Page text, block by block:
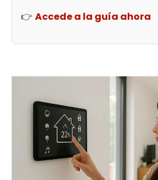
👉 Accede a la guía ahora